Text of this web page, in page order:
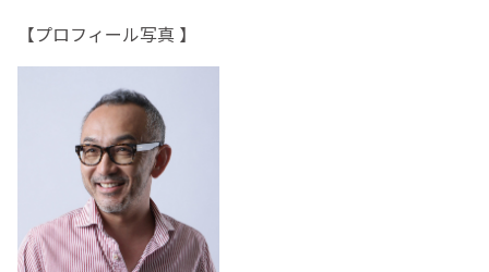
【プロフィール写真 】